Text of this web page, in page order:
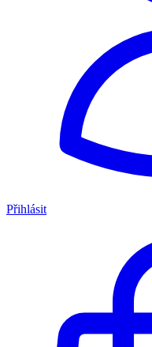
Přihlásit